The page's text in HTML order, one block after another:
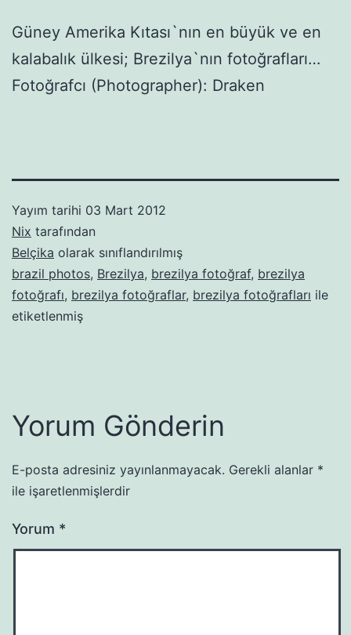
Güney Amerika Kıtası`nın en büyük ve en
kalabalık ülkesi; Brezilya`nın fotoğrafları…
Fotoğrafcı (Photographer): Draken
Yayım tarihi 03 Mart 2012
Nix tarafından
Belçika olarak sınıflandırılmış
brazil photos, Brezilya, brezilya fotoğraf, brezilya
fotoğrafı, brezilya fotoğraflar, brezilya fotoğrafları ile
etiketlenmiş
Yorum Gönderin
E-posta adresiniz yayınlanmayacak. Gerekli alanlar *
ile işaretlenmişlerdir
Yorum *